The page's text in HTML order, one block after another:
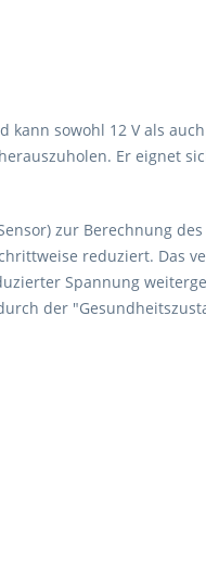
sowohl 12 V als
Er eignet
zur Berechnung
reduziert. Das
Spannung
der